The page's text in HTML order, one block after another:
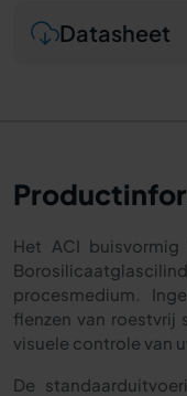
Datasheet
Het ACI
procesmedium.
flenzen van roestvrij
visuele controle van
De